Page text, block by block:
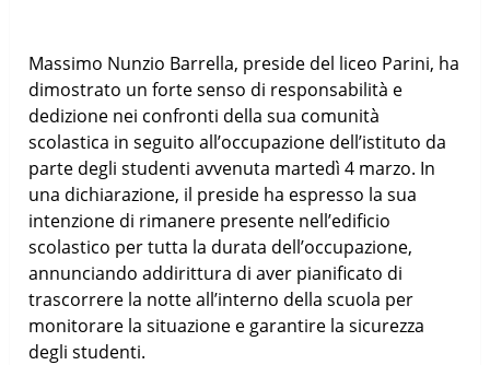
Massimo Nunzio Barrella, preside del liceo Parini, ha
dimostrato un forte senso di responsabilità e
dedizione nei confronti della sua comunità
scolastica in seguito all’occupazione dell’istituto da
parte degli studenti avvenuta martedì 4 marzo. In
una dichiarazione, il preside ha espresso la sua
intenzione di rimanere presente nell’edificio
scolastico per tutta la durata dell’occupazione,
annunciando addirittura di aver pianificato di
trascorrere la notte all’interno della scuola per
monitorare la situazione e garantire la sicurezza
degli studenti.